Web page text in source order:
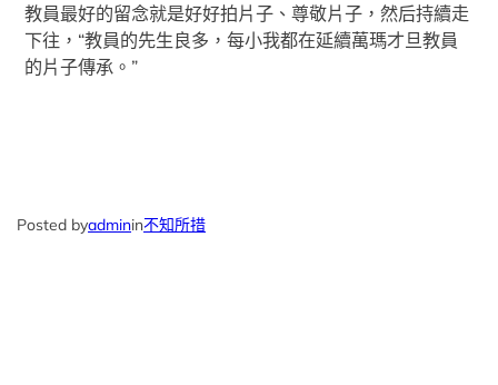
教員最好的留念就是好好拍片子、尊敬片子，然后持續走
下往，“教員的先生良多，每小我都在延續萬瑪才旦教員
的片子傳承。”
Posted byadminin不知所措